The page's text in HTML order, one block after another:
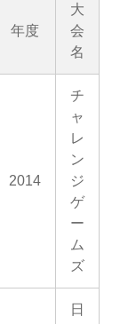
年度
大
会
名
2014
チ
ャ
レ
ン
ジ
ゲ
ー
ム
ズ
日